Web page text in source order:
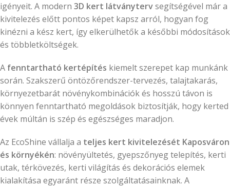
igényeit. A modern 3D kert látványtervsegítségével már a
kivitelezés előtt pontos képet kapsz arról, hogyan fog
kinézni a kész kert, így elkerülhetők a későbbi módosítások
és többletköltségek.
A fenntartható kertépítés kiemelt szerepet kap munkánk
során. Szakszerű öntözőrendszer-tervezés, talajtakarás,
környezetbarát növénykombinációk és hosszú távon is
könnyen fenntartható megoldások biztosítják, hogy kerted
évek múltán is szép és egészséges maradjon.
Az EcoShine vállalja a teljes kert kivitelezését Kaposváron
és környékén: növényültetés, gyepszőnyeg telepítés, kerti
utak, térkövezés, kerti világítás és dekorációs elemek
kialakítása egyaránt része szolgáltatásainknak. A